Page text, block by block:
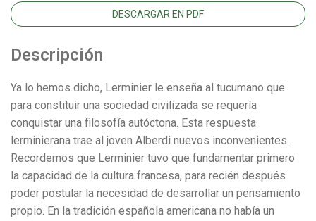
DESCARGAR EN PDF
Descripción
Ya lo hemos dicho, Lerminier le enseña al tucumano que
para constituir una sociedad civilizada se requería
conquistar una filosofía autóctona. Esta respuesta
lerminierana trae al joven Alberdi nuevos inconvenientes.
Recordemos que Lerminier tuvo que fundamentar primero
la capacidad de la cultura francesa, para recién después
poder postular la necesidad de desarrollar un pensamiento
propio. En la tradición española americana no había un